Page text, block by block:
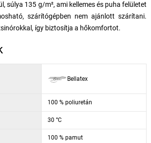
súlya 135 g/m², ami kellemes és puha felületet
szárítógépben nem ajánlott szárítani.
így biztosítja a hőkomfortot.
Bellatex
100 % poliuretán
30 °C
100 % pamut